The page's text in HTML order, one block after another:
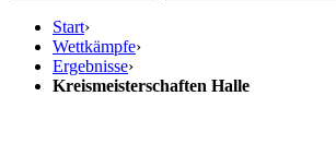
Start›
Wettkämpfe›
Ergebnisse›
Kreismeisterschaften Halle